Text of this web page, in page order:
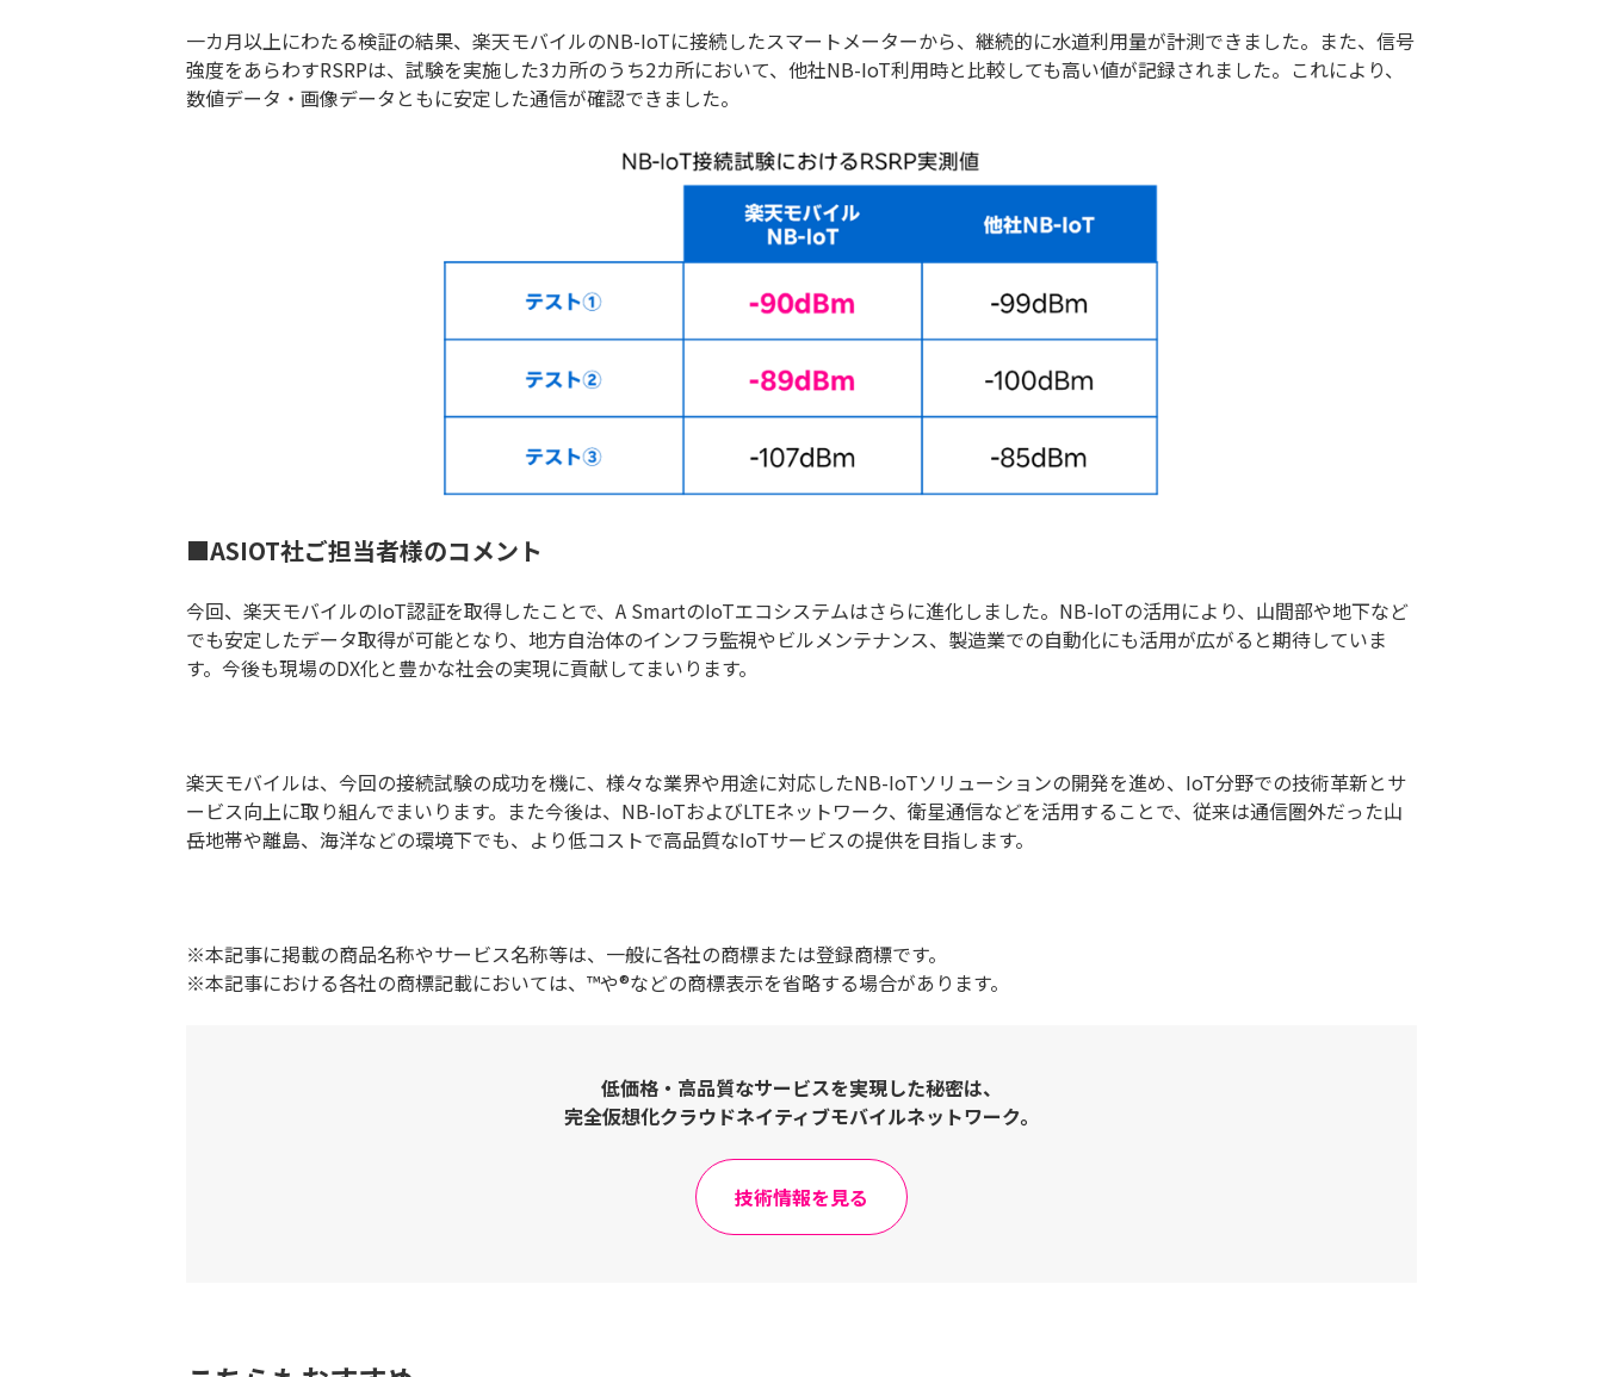
一カ月以上にわたる検証の結果、楽天モバイルのNB-IoTに接続したスマートメーターから、継続的に水道利用量が計測できました。また、信号
強度をあらわすRSRPは、試験を実施した3カ所のうち2カ所において、他社NB-IoT利用時と比較しても高い値が記録されました。これにより、
数値データ・画像データともに安定した通信が確認できました。
■ASIOT社ご担当者様のコメント
今回、楽天モバイルのIoT認証を取得したことで、A SmartのIoTエコシステムはさらに進化しました。NB-IoTの活用により、山間部や地下など
でも安定したデータ取得が可能となり、地方自治体のインフラ監視やビルメンテナンス、製造業での自動化にも活用が広がると期待していま
す。今後も現場のDX化と豊かな社会の実現に貢献してまいります。
楽天モバイルは、今回の接続試験の成功を機に、様々な業界や用途に対応したNB-IoTソリューションの開発を進め、IoT分野での技術革新とサ
ービス向上に取り組んでまいります。また今後は、NB-IoTおよびLTEネットワーク、衛星通信などを活用することで、従来は通信圏外だった山
岳地帯や離島、海洋などの環境下でも、より低コストで高品質なIoTサービスの提供を目指します。
※本記事に掲載の商品名称やサービス名称等は、一般に各社の商標または登録商標です。
※本記事における各社の商標記載においては、™や®などの商標表示を省略する場合があります。
低価格・高品質なサービスを実現した秘密は、
完全仮想化クラウドネイティブモバイルネットワーク。
技術情報を見る